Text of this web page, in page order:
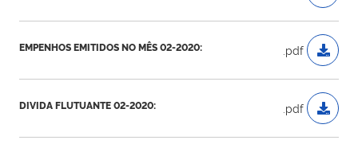
EMPENHOS EMITIDOS NO MÊS 02-2020: .pdf
DIVIDA FLUTUANTE 02-2020: .pdf